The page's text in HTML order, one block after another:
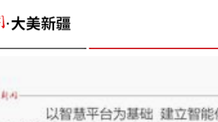
原创MV丨《爱的